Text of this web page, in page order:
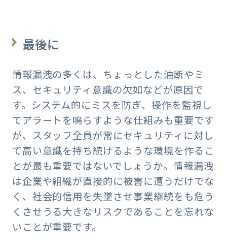
最後に
情報漏洩の多くは、ちょっとした油断やミ
ス、セキュリティ意識の欠如などが原因で
す。システム的にミスを防ぎ、操作を監視し
てアラートを鳴らすような仕組みも重要です
が、スタッフ全員が常にセキュリティに対し
て高い意識を持ち続けるような環境を作るこ
とが最も重要ではないでしょうか。情報漏洩
は企業や組織が直接的に被害に遭うだけでな
く、社会的信用を失墜させ事業継続をも危う
くさせうる大きなリスクであることを忘れな
いことが重要です。